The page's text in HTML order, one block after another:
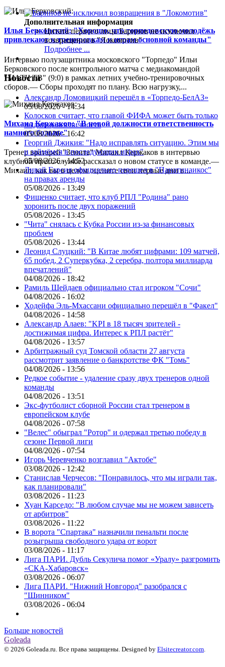
Илья Берковский: "Хорошо, что торпедовскую молодёжь
привлекают к тренировкам и играм основной команды"
Интервью полузащитника московского "Торпедо" Ильи
Берковского после контрольного матча с медиакомандой
"МАТЧ ТВ" (9:0) в рамках летних учебно-тренировочных
сборов.— Сборы проходят по плану. Всю нагрузку,...
Михаил Кержаков: "В новой должности ответственность
намного больше"
Тренер вратарей "Зенита" Михаил Кержаков в интервью
клубной пресс-службе рассказал о новом статусе в команде.—
Михаил, как вы в целом оцените свои первые дни в...
Дополнительная информация
Цитата первого лица Баринов не исключил
возвращения в "Локомотив"
Подробнее ...
Новости
Александр Ломовицкий перешёл в «Торпедо-БелАЗ»
05/08/2026 - 14:34
Колосков считает, что главой ФИФА может быть только
выдающаяся личность
05/08/2026 - 16:42
Георгий Джикия: "Надо исправлять ситуацию. Этим мы
и займёмся в последующих играх"
05/08/2026 - 14:52
Ливай Гарсия официально перешел в "Панатинаикос"
на правах аренды
05/08/2026 - 13:49
Фищенко считает, что клуб РПЛ "Родина" рано
хоронить после двух поражений
05/08/2026 - 13:45
"Чита" снялась с Кубка России из-за финансовых
проблем
05/08/2026 - 13:44
Леонид Слуцкий: "В Китае любят цифрами: 109 матчей,
65 побед, 2 Суперкубка, 2 серебра, полтора миллиарда
впечатлений"
04/08/2026 - 18:42
Рамиль Шейдаев официально стал игроком "Сочи"
04/08/2026 - 16:02
Ходейфа Эль-Мхассани официально перешёл в "Факел"
04/08/2026 - 14:58
Александр Алаев: "KPI в 18 тысяч зрителей -
достижимая цифра. Интерес к РПЛ растёт"
04/08/2026 - 13:57
Арбитражный суд Томской области 27 августа
рассмотрит заявление о банкротстве ФК "Томь"
04/08/2026 - 13:56
Редкое событие - удаление сразу двух тренеров одной
команды
04/08/2026 - 13:51
Экс-футболист сборной России стал тренером в
европейском клубе
04/08/2026 - 07:58
"Велес" обыграл "Ротор" и одержал третью победу в
сезоне Первой лиги
04/08/2026 - 07:54
Игорь Черевченко возглавил "Актобе"
03/08/2026 - 12:42
Станислав Черчесов: "Понравилось, что мы играли так,
как планировали"
03/08/2026 - 11:23
Хуан Карседо: "В любом случае мы не можем зависеть
от арбитров"
03/08/2026 - 11:22
В ворота "Спартака" назначили пенальти после
розыгрыша свободного удара от ворот
03/08/2026 - 11:17
Лига ПАРИ. Дубль Секулича помог «Уралу» разгромить
«СКА-Хабаровск»
03/08/2026 - 06:07
Лига ПАРИ. "Нижний Новгород" разобрался с
"Шинником"
03/08/2026 - 06:04
Больше новостей
Goleada
© 2026 Goleada.ru. Все права защищены. Designed by Elsitecreator.com